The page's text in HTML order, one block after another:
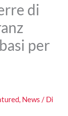
di
per
, News / Di